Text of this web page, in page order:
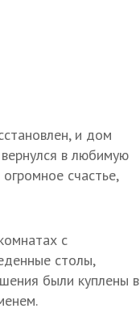
и дом
в любимую
счастье,
с
столы,
были куплены в